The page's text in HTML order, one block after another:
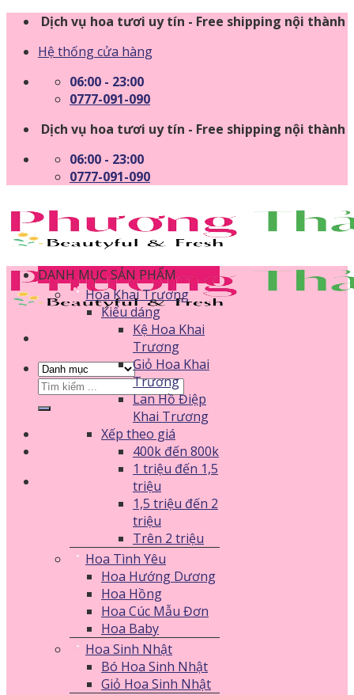
Skip
content
Dịch vụ hoa tươi uy tín - Free shipping nội thành
Hệ thống cửa hàng
06:00 - 23:00
0777-091-090
Dịch vụ hoa tươi uy tín - Free shipping nội thành
06:00 - 23:00
0777-091-090
Tìm
kiếm:
DANH MỤC SẢN PHẨM
Hoa Khai Trương
Kiểu dáng
Kệ Hoa Khai
Trương
Giỏ Hoa Khai
Trương
Lan Hồ Điệp
Khai Trương
Xếp theo giá
400k đến 800k
1 triệu đến 1,5
triệu
1,5 triệu đến 2
triệu
Trên 2 triệu
Hoa Tình Yêu
Hoa Hướng Dương
Hoa Hồng
Hoa Cúc Mẫu Đơn
Hoa Baby
Hoa Sinh Nhật
Bó Hoa Sinh Nhật
Giỏ Hoa Sinh Nhật